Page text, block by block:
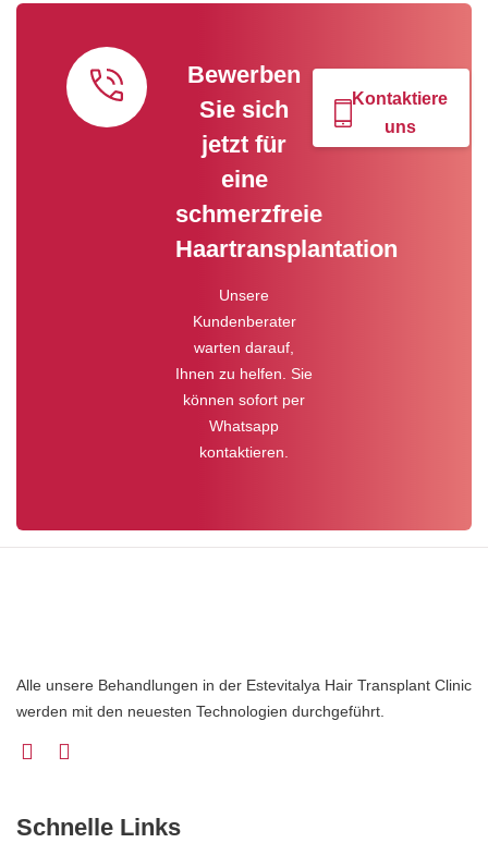
Bewerben
Sie sich
jetzt für
eine
schmerzfreie
Haartransplantation
Unsere
Kundenberater
warten darauf,
Ihnen zu helfen. Sie
können sofort per
Whatsapp
kontaktieren.
Kontaktiere
uns
Alle unsere Behandlungen in der Estevitalya Hair Transplant Clinic
werden mit den neuesten Technologien durchgeführt.
Schnelle Links